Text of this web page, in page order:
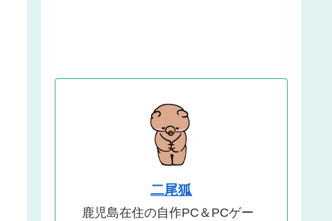
二尾狐
鹿児島在住の自作PC＆PCゲー